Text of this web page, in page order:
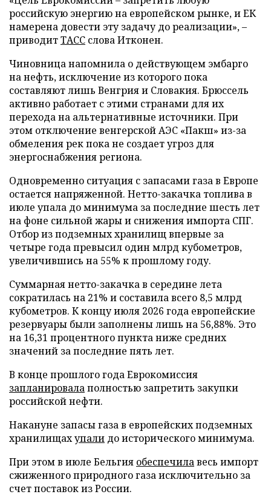
российскую энергию на европейском рынке, и ЕК
намерена довести эту задачу до реализации», –
приводитТАСС слова Итконен.
Чиновница напомнила о действующем эмбарго
на нефть, исключение из которого пока
составляют лишь Венгрия и Словакия. Брюссель
активно работает с этими странами для их
перехода на альтернативные источники. При
этом отключение венгерской АЭС «Пакш» из-за
обмеления рек пока не создает угроз для
энергоснабжения региона.
Одновременно ситуация с запасами газа в Европе
остается напряженной. Нетто-закачка топлива в
июле упала до минимума за последние шесть лет
на фоне сильной жары и снижения импорта СПГ.
Отбор из подземных хранилищ впервые за
четыре года превысил один млрд кубометров,
увеличившись на 55% к прошлому году.
Суммарная нетто-закачка в середине лета
сократилась на 21% и составила всего 8,5 млрд
кубометров. К концу июля 2026 года европейские
резервуары были заполнены лишь на 56,88%. Это
на 16,31 процентного пункта ниже средних
значений за последние пять лет.
В конце прошлого года Еврокомиссия
запланировалаполностью запретить закупки
российской нефти.
Накануне запасы газа в европейских подземных
хранилищахупали до исторического минимума.
При этом в июле Бельгия обеспечилавесь импорт
сжиженного природного газа исключительно за
счет поставок из России.